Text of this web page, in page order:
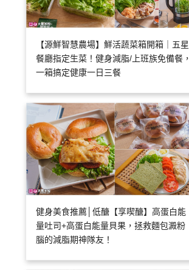
【源鮮智慧農場】鮮活蔬菜箱開箱｜五星
餐廳指定生菜！健身減脂/上班族免備餐，
一箱搞定健康一日三餐
健身美食推薦│低醣【享喫醣】高蛋白能
量吐司+高蛋白能量貝果，拯救麵包澱粉
腦的減脂期神隊友！